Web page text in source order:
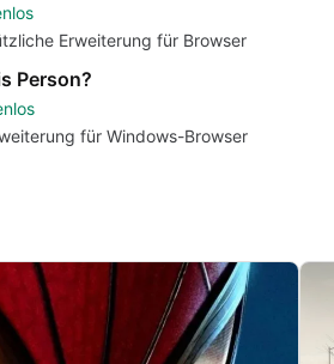
Erweiterung für Browser
Person?
für Windows-Browser